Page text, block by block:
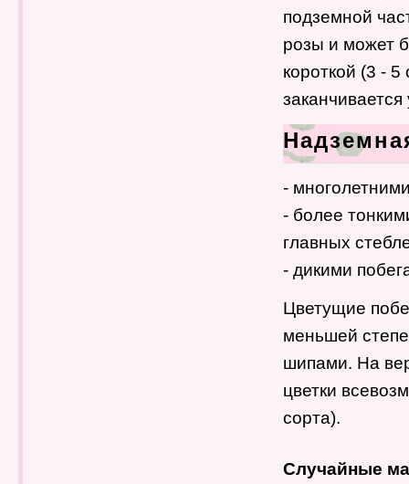
подземной
розы и может
короткой (3 -
-
- более
главных
- дикими
Цветущие
меньшей
шипами. На
цветки
сорта).
Случайные